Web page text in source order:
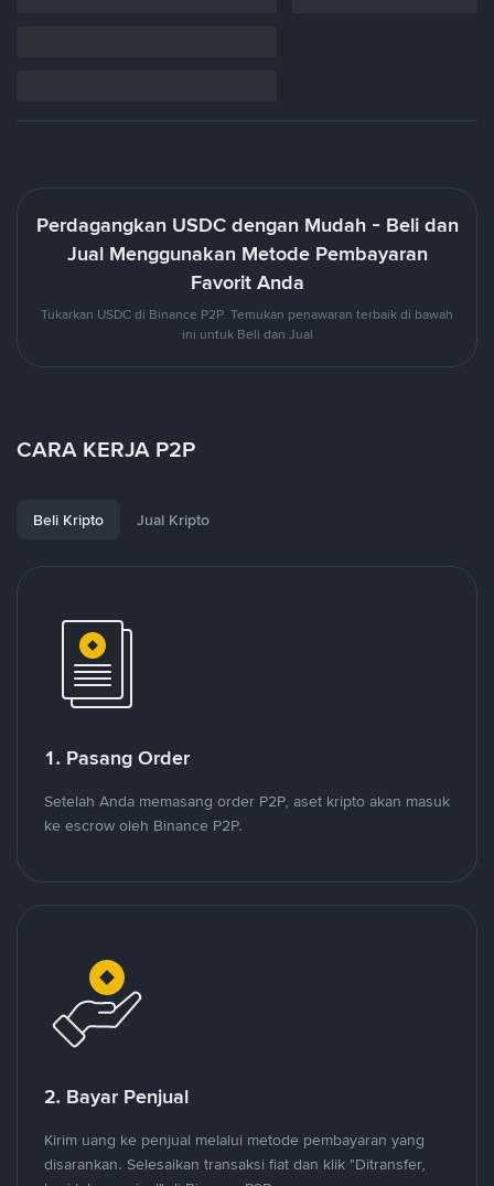
Perdagangkan USDC dengan Mudah - Beli dan
Jual Menggunakan Metode Pembayaran
Favorit Anda
Tukarkan USDC di Binance P2P. Temukan penawaran terbaik di bawah
ini untuk Beli dan Jual
CARA KERJA P2P
Beli Kripto Jual Kripto
1. Pasang Order
Setelah Anda memasang order P2P, aset kripto akan masuk
ke escrow oleh Binance P2P.
2. Bayar Penjual
Kirim uang ke penjual melalui metode pembayaran yang
disarankan. Selesaikan transaksi fiat dan klik "Ditransfer,